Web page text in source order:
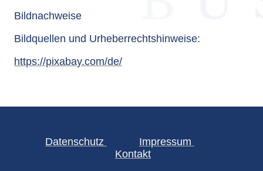
Bildnachweise
Bildquellen und Urheberrechtshinweise:
https://pixabay.com/de/
Datenschutz
Impressum
Kontakt